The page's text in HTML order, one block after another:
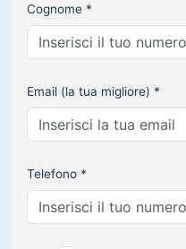
Cognome *
Email (la tua migliore) *
Telefono *